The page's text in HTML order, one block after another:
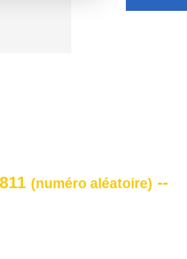
(numéro aléatoire) --